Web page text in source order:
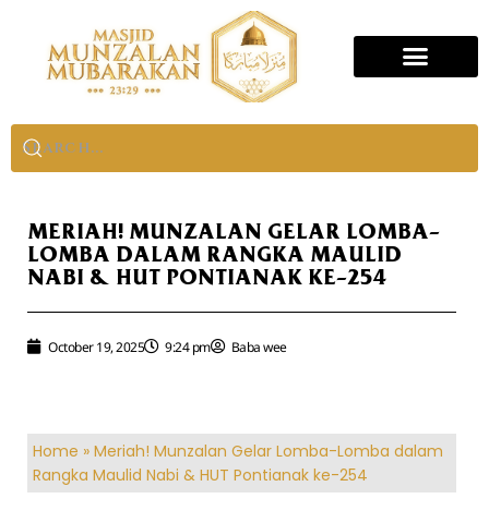
MERIAH! MUNZALAN GELAR LOMBA-
LOMBA DALAM RANGKA MAULID
NABI & HUT PONTIANAK KE-254
October 19, 2025 9:24 pm Baba wee
Home » Meriah! Munzalan Gelar Lomba-Lomba dalam
Rangka Maulid Nabi & HUT Pontianak ke-254